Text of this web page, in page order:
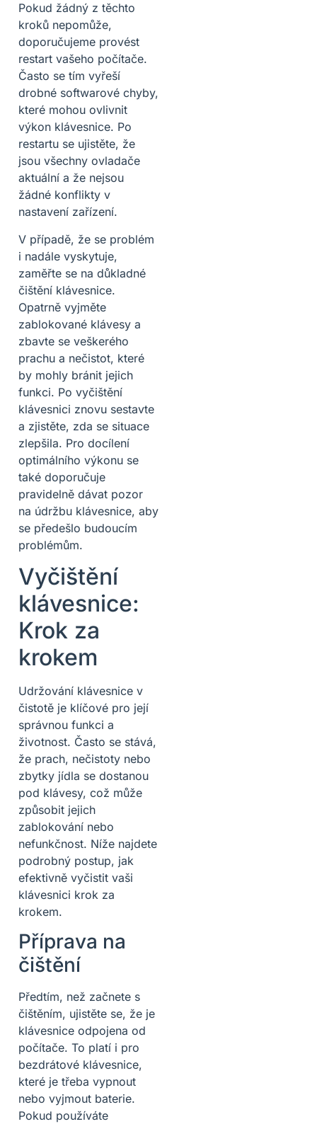
Pokud žádný z těchto
kroků nepomůže,
doporučujeme provést
restart vašeho počítače.
Často se tím vyřeší
drobné softwarové chyby,
které mohou ovlivnit
výkon klávesnice. Po
restartu se ujistěte, že
jsou všechny ovladače
aktuální a že nejsou
žádné konflikty v
nastavení zařízení.
V případě, že se problém
i nadále vyskytuje,
zaměřte se na důkladné
čištění klávesnice.
Opatrně vyjměte
zablokované klávesy a
zbavte se veškerého
prachu a nečistot, které
by mohly bránit jejich
funkci. Po vyčištění
klávesnici znovu sestavte
a zjistěte, zda se situace
zlepšila. Pro docílení
optimálního výkonu se
také doporučuje
pravidelně dávat pozor
na údržbu klávesnice, aby
se předešlo budoucím
problémům.
Vyčištění
klávesnice:
Krok za
krokem
Udržování klávesnice v
čistotě je klíčové pro její
správnou funkci a
životnost. Často se stává,
že prach, nečistoty nebo
zbytky jídla se dostanou
pod klávesy, což může
způsobit jejich
zablokování nebo
nefunkčnost. Níže najdete
podrobný postup, jak
efektivně vyčistit vaši
klávesnici krok za
krokem.
Příprava na
čištění
Předtím, než začnete s
čištěním, ujistěte se, že je
klávesnice odpojena od
počítače. To platí i pro
bezdrátové klávesnice,
které je třeba vypnout
nebo vyjmout baterie.
Pokud používáte